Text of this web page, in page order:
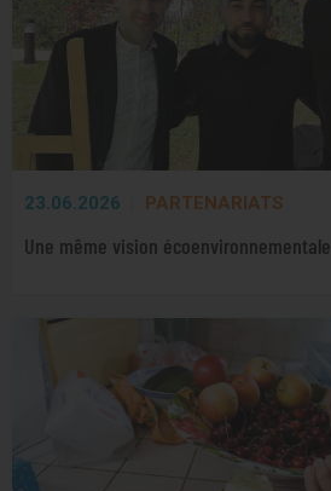
23.06.2026 PARTENARIATS
Une même vision écoenvironnementale